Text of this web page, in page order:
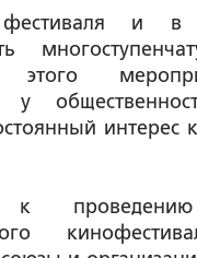
фестиваля и в
этого
у
интерес
к проведению